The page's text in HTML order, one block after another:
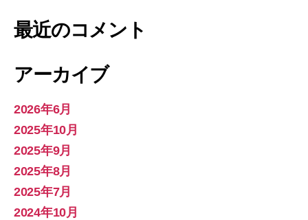
最近のコメント
アーカイブ
2026年6月
2025年10月
2025年9月
2025年8月
2025年7月
2024年10月